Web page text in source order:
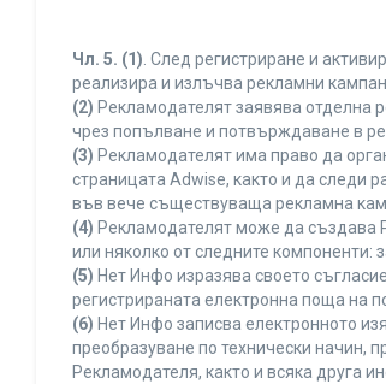
Чл. 5. (1) . След регистриране и
реализира и излъчва рекламни
(2) Рекламодателят заявява отделна
чрез попълване и потвърждаване в
(3) Рекламодателят има право да
страницата Adwise, както и да следи
във вече съществуваща рекламна
(4) Рекламодателят може да създава
или няколко от следните компоненти:
(5) Нет Инфо изразява своето
регистрираната електронна поща на
(6) Нет Инфо записва електронното
преобразуване по технически начин,
Рекламодателя, както и всяка друга